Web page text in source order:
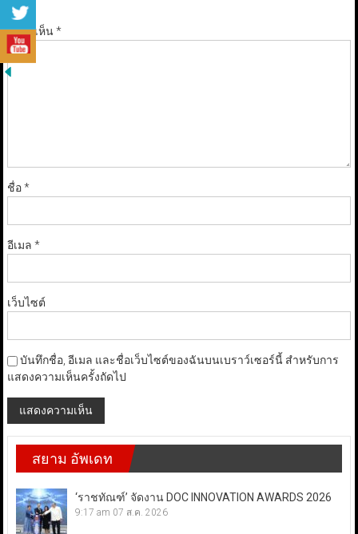
ความเห็น*
ชื่อ*
อีเมล *
เว็บไซต์
บันทึกชื่อ, อีเมล และชื่อเว็บไซต์ของฉันบนเบราว์เซอร์นี้ สำหรับการ
แสดงความเห็นครั้งถัดไป
สยาม อัพเดท
‘ราชทัณฑ์’ จัดงาน DOC INNOVATION AWARDS 2026
9:17 am 07 ส.ค. 2026